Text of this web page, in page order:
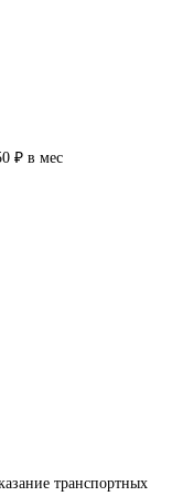
₽ в мес
транспортных